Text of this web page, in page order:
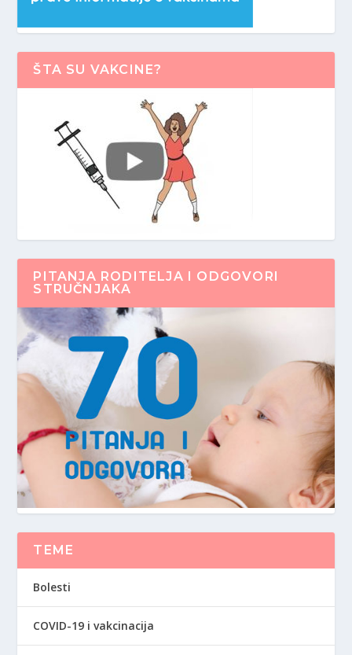
ŠTA SU VAKCINE?
PITANJA RODITELJA I ODGOVORI
STRUČNJAKA
TEME
Bolesti
COVID-19 i vakcinacija